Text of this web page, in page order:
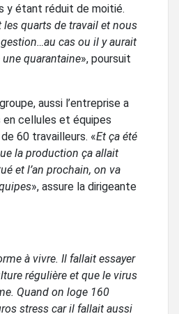
y étant réduit de moitié.
quarts de travail et nous
cas ou il y aurait
quarantaine», poursuit
aussi l’entreprise a
cellules et équipes
60 travailleurs. «Et ça été
la production ça allait
et l’an prochain, on va
», assure la dirigeante
à vivre. Il fallait essayer
régulière et que le virus
Quand on loge 160
stress car il fallait aussi